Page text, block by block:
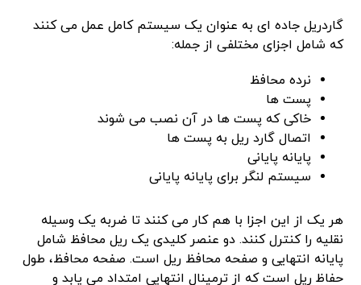
گاردریل جاده ای به عنوان یک سیستم کامل عمل می کنند
که شامل اجزای مختلفی از جمله:
نرده محافظ
پست ها
خاکی که پست ها در آن نصب می شوند
اتصال گارد ریل به پست ها
پایانه پایانی
سیستم لنگر برای پایانه پایانی
هر یک از این اجزا با هم کار می کنند تا ضربه یک وسیله
نقلیه را کنترل کنند. دو عنصر کلیدی یک ریل محافظ شامل
پایانه انتهایی و صفحه محافظ ریل است. صفحه محافظ، طول
حفاظ ریل است که از ترمینال انتهایی امتداد می یابد و